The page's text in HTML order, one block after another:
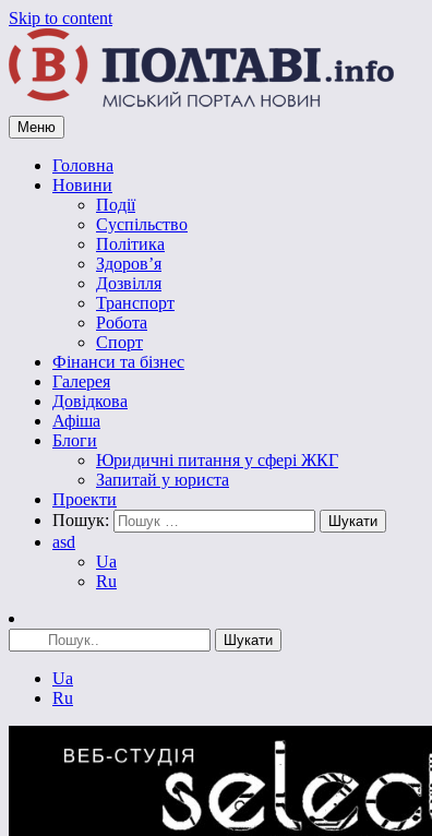
Skip to content
Vpoltave.info
Полтавський портал новин
Меню
Головна
Новини
Події
Суспільство
Політика
Здоров’я
Дозвілля
Транспорт
Робота
Спорт
Фінанси та бізнес
Галерея
Довідкова
Афіша
Блоги
Юридичні питання у сфері ЖКГ
Запитай у юриста
Проекти
Пошук:
asd
Ua
Ru
Ua
Ru